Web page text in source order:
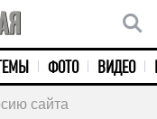
ТЕМЫ ФОТО ВИДЕО
сайта